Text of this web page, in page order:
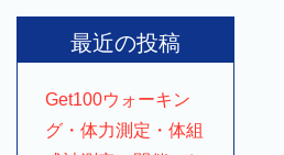
最近の投稿
Get100ウォーキン
グ・体力測定・体組